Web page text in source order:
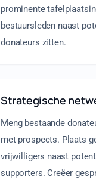
prominente
bestuursleden naast
donateurs zitten.
Strategische
Meng bestaande
met prospects. Plaats
vrijwilligers naast
supporters. Creëer